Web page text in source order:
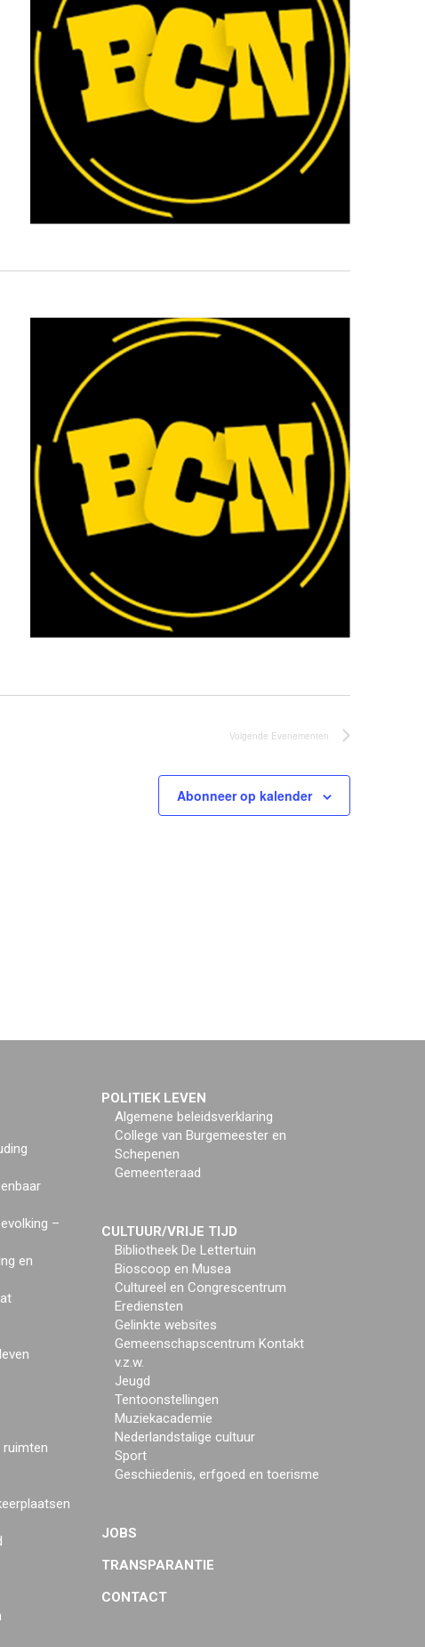
Volgende Evenementen
Abonneer op kalender
–
en
ruimten
POLITIEK LEVEN
Algemene beleidsverklaring
College van Burgemeester en
Schepenen
Gemeenteraad
CULTUUR/VRIJE TIJD
Bibliotheek De Lettertuin
Bioscoop en Musea
Cultureel en Congrescentrum
Erediensten
Gelinkte websites
Gemeenschapscentrum Kontakt
v.z.w.
Jeugd
Tentoonstellingen
Muziekacademie
Nederlandstalige cultuur
Sport
Geschiedenis, erfgoed en toerisme
JOBS
TRANSPARANTIE
CONTACT